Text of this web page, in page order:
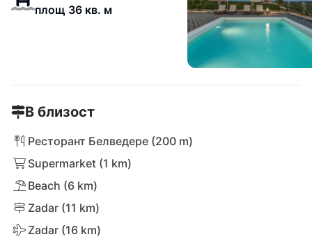
площ 36 кв. м
В близост
Ресторант Белведере (200 m)
Supermarket (1 km)
Beach (6 km)
Zadar (11 km)
Zadar (16 km)